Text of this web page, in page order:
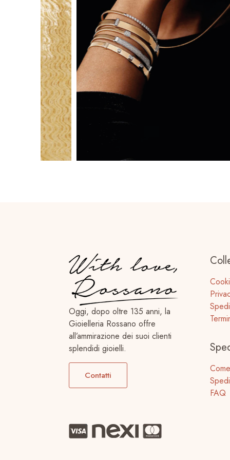
Oggi, dopo oltre 135 anni, la
Gioielleria Rossano offre
all’ammirazione dei suoi clienti
splendidi gioielli.
Contatti
FAQ